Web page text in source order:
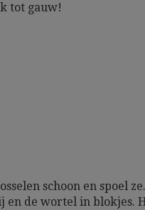
tot gauw!
schoon en spoel
en de wortel in blokjes.